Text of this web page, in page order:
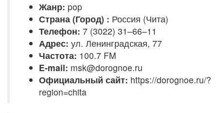
Жанр: pop
Страна (Город) : Россия (Чита)
Телефон: 7 (3022) 31–66–11
Адрес: ул. Ленинградская, 77
Частота: 100.7 FM
E-mail: msk@dorognoe.ru
Официальный сайт: https://dorognoe.ru/?
region=chita